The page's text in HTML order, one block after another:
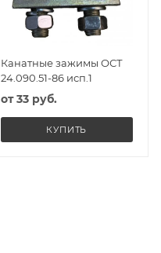
Канатные зажимы ОСТ
24.090.51-86 исп.1
от33 руб.
КУПИТЬ